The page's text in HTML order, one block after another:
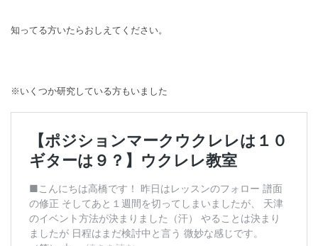
知ってる方いたらおしえてください。
※いくつか研究している方もいました